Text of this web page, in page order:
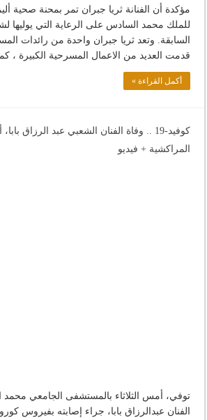
مؤكدة أن الفنانة ثريا جبران تمر بمحنة صحية
للملك محمد السادس على الرعاية التي يوليها
السابقة. وتعد ثريا جبران واحدة من رائدات
قدمت العديد من الاعمال المسرحية الكبيرة ،
أكمل القراءة »
كوفيد-19 .. وفاة الفنان الشعبي عبد الرزاق
المراكشية + فيديو
توفي، أمس الثلاثاء بالمستشفى الجامعي
الفنان عبدالرزاق بابا، جراء إصابته بفيروس